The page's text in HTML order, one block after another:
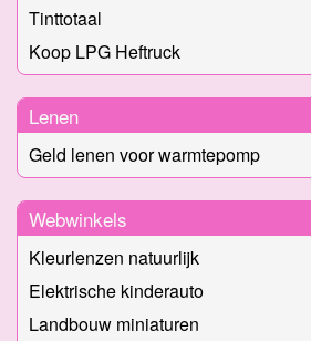
Tinttotaal
Koop LPG Heftruck
Lenen
Geld lenen voor warmtepomp
Webwinkels
Kleurlenzen natuurlijk
Elektrische kinderauto
Landbouw miniaturen